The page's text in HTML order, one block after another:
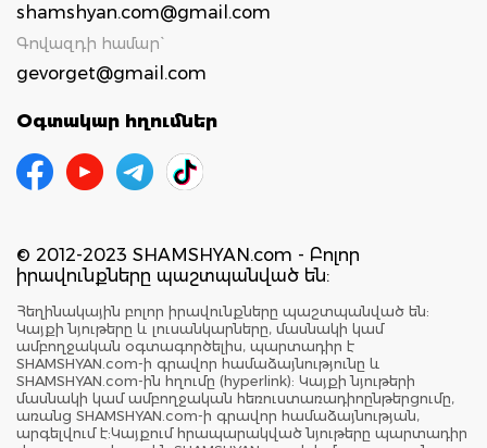
shamshyan.com@gmail.com
Գովազդի համար`
gevorget@gmail.com
Օգտակար հղումներ
© 2012-2023 SHAMSHYAN.com - Բոլոր
իրավունքները պաշտպանված են:
Հեղինակային բոլոր իրավունքները պաշտպանված են:
Կայքի նյութերը և լուսանկարները, մասնակի կամ
ամբողջական օգտագործելիս, պարտադիր է
SHAMSHYAN.com-ի գրավոր համաձայնությունը և
SHAMSHYAN.com-ին հղումը (hyperlink): Կայքի նյութերի
մասնակի կամ ամբողջական հեռուստառադիոընթերցումը,
առանց SHAMSHYAN.com-ի գրավոր համաձայնության,
արգելվում է:Կայքում հրապարակված նյութերը պարտադիր